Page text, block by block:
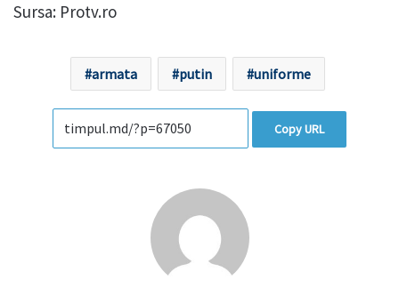
Sursa: Protv.ro
armata putin uniforme
Copy URL